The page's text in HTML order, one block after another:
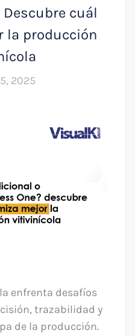
Descubre cuál
la producción
2025
enfrenta desafíos
trazabilidad y
de la producción.